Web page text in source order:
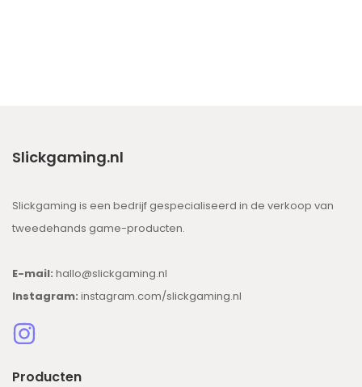
Slickgaming.nl
Slickgaming is een bedrijf gespecialiseerd in de verkoop van
tweedehands game-producten.
E-mail: hallo@slickgaming.nl
Instagram: instagram.com/slickgaming.nl
Producten